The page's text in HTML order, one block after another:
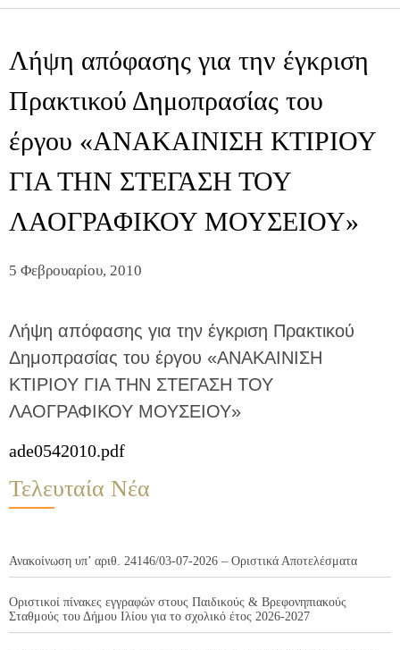
Λήψη απόφασης για την έγκριση
Πρακτικού Δημοπρασίας του
έργου «ΑΝΑΚΑΙΝΙΣΗ ΚΤΙΡΙΟΥ
ΓΙΑ ΤΗΝ ΣΤΕΓΑΣΗ ΤΟΥ
ΛΑΟΓΡΑΦΙΚΟΥ ΜΟΥΣΕΙΟΥ»
5 Φεβρουαρίου, 2010
Λήψη απόφασης για την έγκριση Πρακτικού
Δημοπρασίας του έργου «ΑΝΑΚΑΙΝΙΣΗ
ΚΤΙΡΙΟΥ ΓΙΑ ΤΗΝ ΣΤΕΓΑΣΗ ΤΟΥ
ΛΑΟΓΡΑΦΙΚΟΥ ΜΟΥΣΕΙΟΥ»
ade0542010.pdf
Τελευταία Νέα
Ανακοίνωση υπ’ αριθ. 24146/03-07-2026 – Οριστικά Αποτελέσματα
Οριστικοί πίνακες εγγραφών στους Παιδικούς & Βρεφονηπιακούς
Σταθμούς του Δήμου Ιλίου για το σχολικό έτος 2026-2027